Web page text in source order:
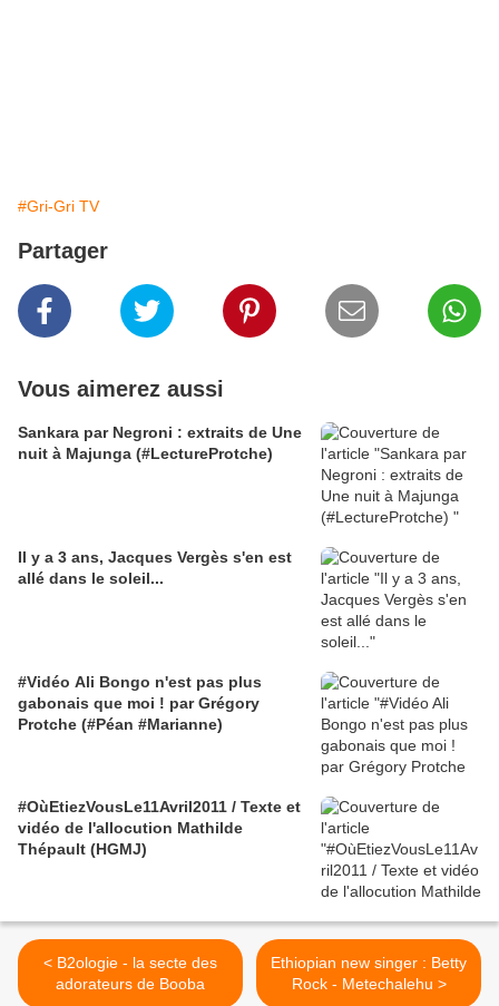
#Gri-Gri TV
Partager
Vous aimerez aussi
Sankara par Negroni : extraits de Une
nuit à Majunga (#LectureProtche)
Il y a 3 ans, Jacques Vergès s'en est
allé dans le soleil...
#Vidéo Ali Bongo n'est pas plus
gabonais que moi ! par Grégory
Protche (#Péan #Marianne)
#OùEtiezVousLe11Avril2011 / Texte et
vidéo de l'allocution Mathilde
Thépault (HGMJ)
< B2ologie - la secte des
adorateurs de Booba
Ethiopian new singer : Betty
Rock - Metechalehu >